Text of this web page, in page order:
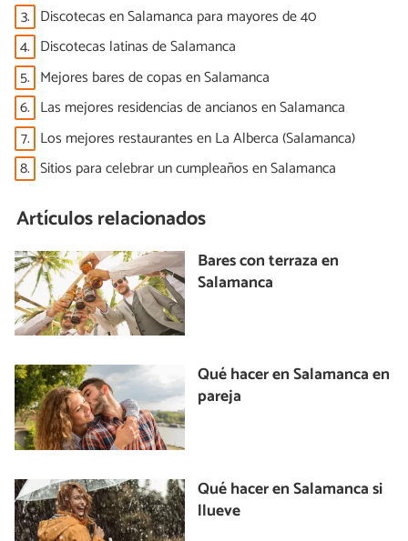
3. Discotecas en Salamanca para mayores de 40
4. Discotecas latinas de Salamanca
5. Mejores bares de copas en Salamanca
6. Las mejores residencias de ancianos en Salamanca
7. Los mejores restaurantes en La Alberca (Salamanca)
8. Sitios para celebrar un cumpleaños en Salamanca
Artículos relacionados
Bares con terraza en
Salamanca
Qué hacer en Salamanca en
pareja
Qué hacer en Salamanca si
llueve